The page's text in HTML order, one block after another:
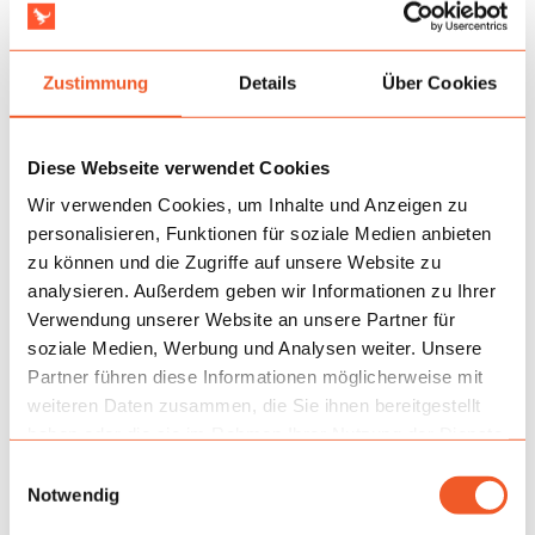
Zustimmung Details Über Cookies
Diese Webseite verwendet Cookies
Wir verwenden Cookies, um Inhalte und Anzeigen zu
personalisieren, Funktionen für soziale Medien anbieten
zu können und die Zugriffe auf unsere Website zu
analysieren. Außerdem geben wir Informationen zu Ihrer
Verwendung unserer Website an unsere Partner für
soziale Medien, Werbung und Analysen weiter. Unsere
Partner führen diese Informationen möglicherweise mit
weiteren Daten zusammen, die Sie ihnen bereitgestellt
Notwendig
Am besten eignet sie sich überall dort, wo Spiele
serienweise stattfinden: bei Outdoor-Events,